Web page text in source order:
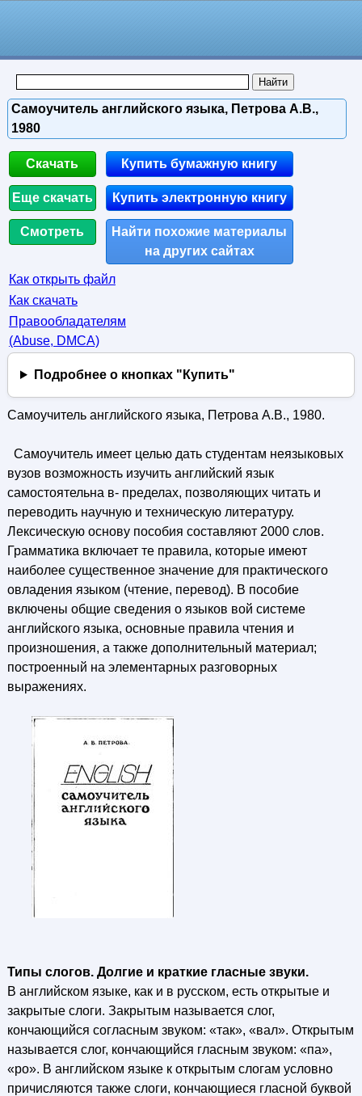
Самоучитель английского языка, Петрова А.В.,
1980
Скачать
Еще скачать
Смотреть
Купить бумажную книгу
Купить электронную книгу
Найти похожие материалы
на других сайтах
Как открыть файл
Как скачать
Правообладателям
(Abuse, DMСA)
Подробнее о кнопках "Купить"
Самоучитель английского языка, Петрова А.В., 1980.
Самоучитель имеет целью дать студентам неязыковых
вузов возможность изучить английский язык
самостоятельна в- пределах, позволяющих читать и
переводить научную и техническую литературу.
Лексическую основу пособия составляют 2000 слов.
Грамматика включает те правила, которые имеют
наиболее существенное значение для практического
овладения языком (чтение, перевод). В пособие
включены общие сведения о языков вой системе
английского языка, основные правила чтения и
произношения, а также дополнительный материал;
построенный на элементарных разговорных
выражениях.
Типы слогов. Долгие и краткие гласные звуки.
В английском языке, как и в русском, есть открытые и
закрытые слоги. Закрытым называется слог,
кончающийся согласным звуком: «так», «вал». Открытым
называется слог, кончающийся гласным звуком: «па»,
«ро». В английском языке к открытым слогам условно
причисляются также слоги, кончающиеся гласной буквой